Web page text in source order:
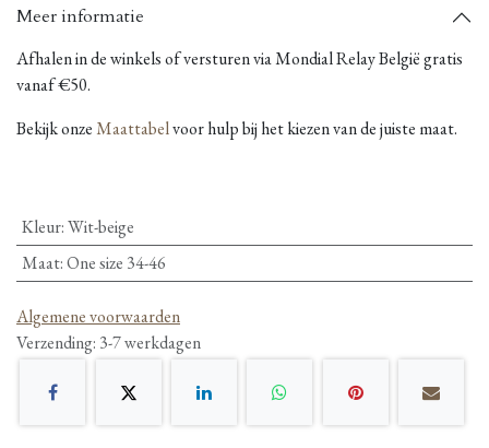
Meer informatie
Afhalen in de winkels of versturen via Mondial Relay België gratis
vanaf €50.
Bekijk onzeMaattabelvoor hulp bij het kiezen van de juiste maat.
Kleur:Wit-beige
Maat:One size 34-46
Algemene voorwaarden
Verzending: 3-7 werkdagen